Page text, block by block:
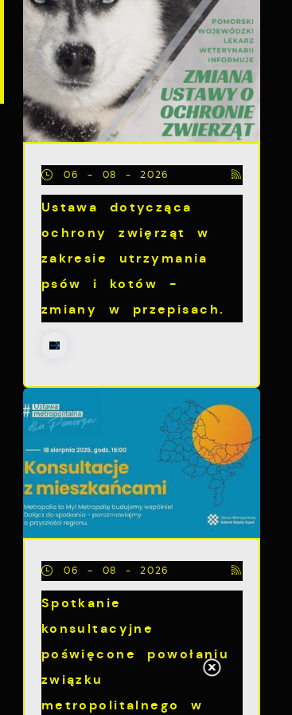
06 - 08 - 2026
Ustawa dotycząca
ochrony zwięrząt w
zakresie utrzymania
psów i kotów -
zmiany w przepisach.
06 - 08 - 2026
Spotkanie
konsultacyjne
poświęcone powołaniu
związku
metropolitalnego w